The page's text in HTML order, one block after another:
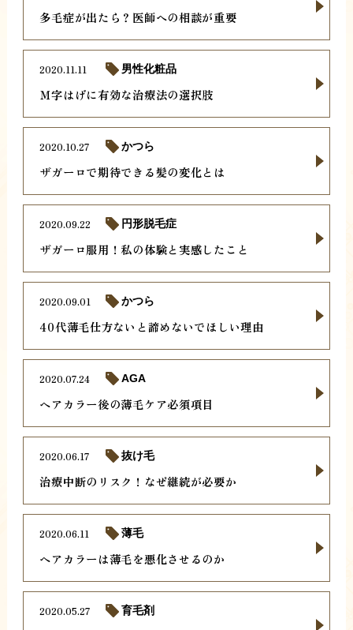
多毛症が出たら？医師への相談が重要
Ｍ字はげに有効な治療法の選択肢
2020.11.11 男性化粧品
ザガーロで期待できる髪の変化とは
2020.10.27 かつら
ザガーロ服用！私の体験と実感したこと
2020.09.22 円形脱毛症
40代薄毛仕方ないと諦めないでほしい理由
2020.09.01 かつら
ヘアカラー後の薄毛ケア必須項目
2020.07.24 AGA
治療中断のリスク！なぜ継続が必要か
2020.06.17 抜け毛
ヘアカラーは薄毛を悪化させるのか
2020.06.11 薄毛
2020.05.27 育毛剤